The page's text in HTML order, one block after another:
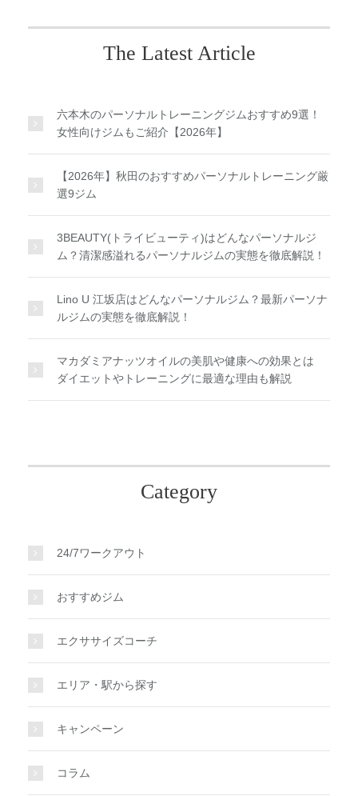
The Latest Article
六本木のパーソナルトレーニングジムおすすめ9選！
女性向けジムもご紹介【2026年】
【2026年】秋田のおすすめパーソナルトレーニング厳
選9ジム
3BEAUTY(トライビューティ)はどんなパーソナルジ
ム？清潔感溢れるパーソナルジムの実態を徹底解説！
Lino U 江坂店はどんなパーソナルジム？最新パーソナ
ルジムの実態を徹底解説！
マカダミアナッツオイルの美肌や健康への効果とは
ダイエットやトレーニングに最適な理由も解説
Category
24/7ワークアウト
おすすめジム
エクササイズコーチ
エリア・駅から探す
キャンペーン
コラム